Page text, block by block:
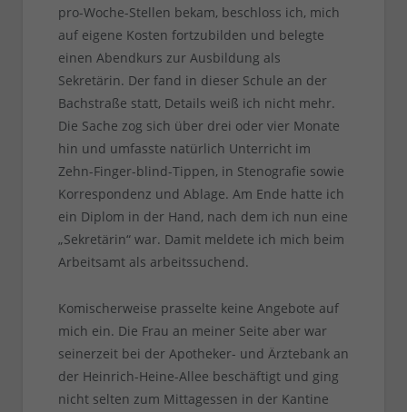
pro-Woche-Stellen bekam, beschloss ich, mich
auf eigene Kosten fortzubilden und belegte
einen Abendkurs zur Ausbildung als
Sekretärin. Der fand in dieser Schule an der
Bachstraße statt, Details weiß ich nicht mehr.
Die Sache zog sich über drei oder vier Monate
hin und umfasste natürlich Unterricht im
Zehn-Finger-blind-Tippen, in Stenografie sowie
Korrespondenz und Ablage. Am Ende hatte ich
ein Diplom in der Hand, nach dem ich nun eine
„Sekretärin“ war. Damit meldete ich mich beim
Arbeitsamt als arbeitssuchend.
Komischerweise prasselte keine Angebote auf
mich ein. Die Frau an meiner Seite aber war
seinerzeit bei der Apotheker- und Ärztebank an
der Heinrich-Heine-Allee beschäftigt und ging
nicht selten zum Mittagessen in der Kantine